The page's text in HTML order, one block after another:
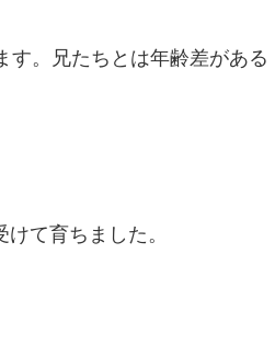
す。兄たちとは年齢差がある
て育ちました。